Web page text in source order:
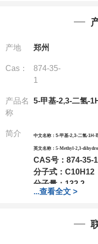
产地 郑州
Cas：
874-35-
1
产品名
称
5-甲基-2,3-二氢-
简介 中文名称： 5-甲基-2,3-二氢-1H-
英文名称： 5-Methyl-2,3-
CAS号： 874-35-1
分子式： C10H12
分子量： 132.2
包装：1Mg ;
我司对高校及科
作中有用到的试剂,
...查看全文 >